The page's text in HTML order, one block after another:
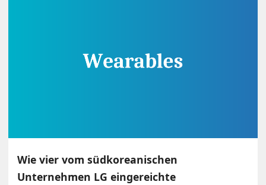
Wie vier vom südkoreanischen
Unternehmen LG eingereichte